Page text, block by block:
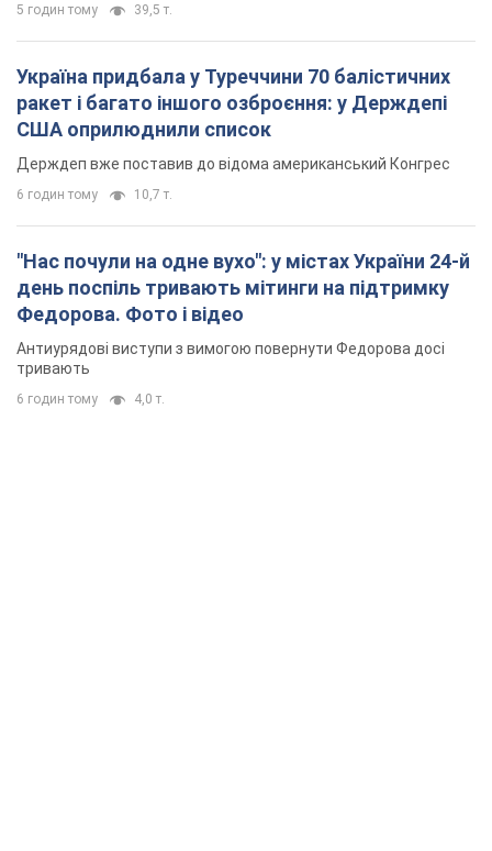
5 годин тому 39,5 т.
Україна придбала у Туреччини 70 балістичних
ракет і багато іншого озброєння: у Держдепі
США оприлюднили список
Держдеп вже поставив до відома американський Конгрес
6 годин тому 10,7 т.
"Нас почули на одне вухо": у містах України 24-й
день поспіль тривають мітинги на підтримку
Федорова. Фото і відео
Антиурядові виступи з вимогою повернути Федорова досі
тривають
6 годин тому 4,0 т.